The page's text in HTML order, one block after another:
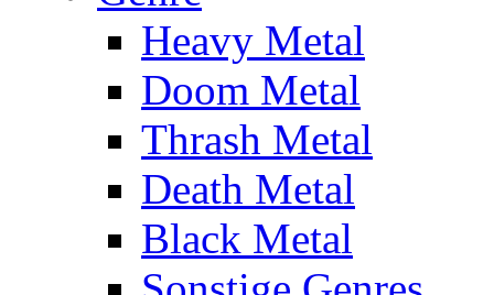
Heavy Metal
Doom Metal
Thrash Metal
Death Metal
Black Metal